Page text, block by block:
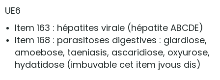
UE6
Item 163 : hépatites virale (hépatite ABCDE)
Item 168 : parasitoses digestives : giardiose,
amoebose, taeniasis, ascaridiose, oxyurose,
hydatidose (imbuvable cet item jvous dis)